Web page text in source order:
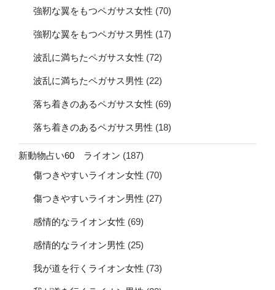
強靭な翼をもつペガサス女性 (70)
強靭な翼をもつペガサス男性 (17)
波乱に満ちたペガサス女性 (72)
波乱に満ちたペガサス男性 (22)
落ち着きのあるペガサス女性 (69)
落ち着きのあるペガサス男性 (18)
新動物占い60 ライオン (187)
傷つきやすいライオン女性 (70)
傷つきやすいライオン男性 (27)
感情的なライオン女性 (69)
感情的なライオン男性 (25)
我が道を行くライオン女性 (73)